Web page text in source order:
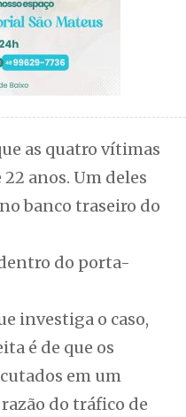
as quatro vítimas
anos. Um deles
banco traseiro do
do porta-
investiga o caso,
é de que os
em um
do tráfico de